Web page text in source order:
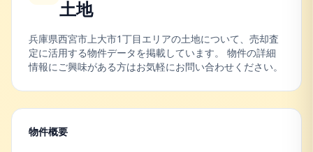
土地
兵庫県西宮市上大市1丁目エリアの土地について、売却査
定に活用する物件データを掲載しています。 物件の詳細
情報にご興味がある方はお気軽にお問い合わせください。
物件概要